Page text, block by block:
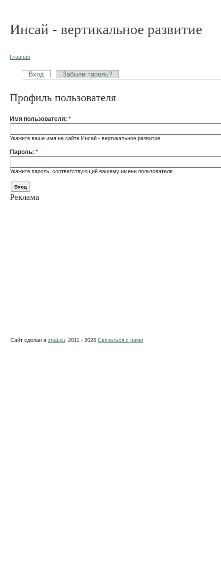
Инсай - вертикальное развитие
Главная
Вход Забыли пароль?
Профиль пользователя
Имя пользователя: *
Укажите ваше имя на сайте Инсай - вертикальное развитие.
Пароль: *
Укажите пароль, соответствующий вашему имени пользователя.
Реклама
Сайт сделан в znai.su . 2011 - 2026 Связаться с нами